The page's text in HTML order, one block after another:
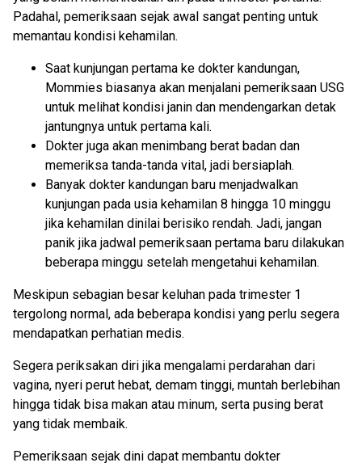
Padahal, pemeriksaan sejak awal sangat penting untuk
memantau kondisi kehamilan.
Saat kunjungan pertama ke dokter kandungan,
Mommies biasanya akan menjalani pemeriksaan USG
untuk melihat kondisi janin dan mendengarkan detak
jantungnya untuk pertama kali.
Dokter juga akan menimbang berat badan dan
memeriksa tanda-tanda vital, jadi bersiaplah.
Banyak dokter kandungan baru menjadwalkan
kunjungan pada usia kehamilan 8 hingga 10 minggu
jika kehamilan dinilai berisiko rendah. Jadi, jangan
panik jika jadwal pemeriksaan pertama baru dilakukan
beberapa minggu setelah mengetahui kehamilan.
Meskipun sebagian besar keluhan pada trimester 1
tergolong normal, ada beberapa kondisi yang perlu segera
mendapatkan perhatian medis.
Segera periksakan diri jika mengalami perdarahan dari
vagina, nyeri perut hebat, demam tinggi, muntah berlebihan
hingga tidak bisa makan atau minum, serta pusing berat
yang tidak membaik.
Pemeriksaan sejak dini dapat membantu dokter